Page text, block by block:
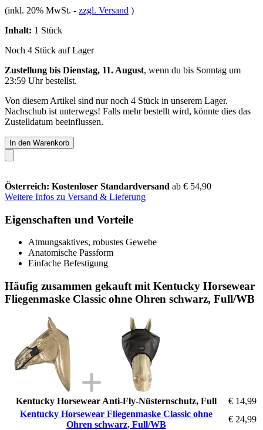
(inkl. 20% MwSt. - zzgl. Versand )
Inhalt: 1 Stück
Noch 4 Stück auf Lager
Zustellung bis Dienstag, 11. August, wenn du bis Sonntag um
23:59 Uhrbestellst.
Von diesem Artikel sind nur noch 4 Stück in unserem Lager.
Nachschub ist unterwegs! Falls mehr bestellt wird, könnte dies das
Zustelldatum beeinflussen.
In den Warenkorb
Österreich: Kostenloser Standardversand ab € 54,90
Weitere Infos zu Versand & Lieferung
Eigenschaften und Vorteile
Atmungsaktives, robustes Gewebe
Anatomische Passform
Einfache Befestigung
Häufig zusammen gekauft mit Kentucky Horsewear
Fliegenmaske Classic ohne Ohren schwarz, Full/WB
Kentucky Horsewear Anti-Fly-Nüsternschutz, Full
€ 14,99
Kentucky Horsewear Fliegenmaske Classic ohne
Ohren schwarz, Full/WB
€ 24,99